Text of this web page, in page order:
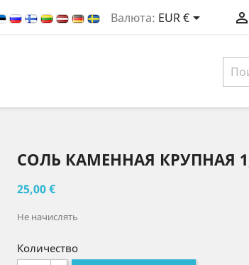
Валюта: EUR € 
СОЛЬ КАМЕННАЯ КРУПНАЯ
25,00 €
Не начислять
Количество